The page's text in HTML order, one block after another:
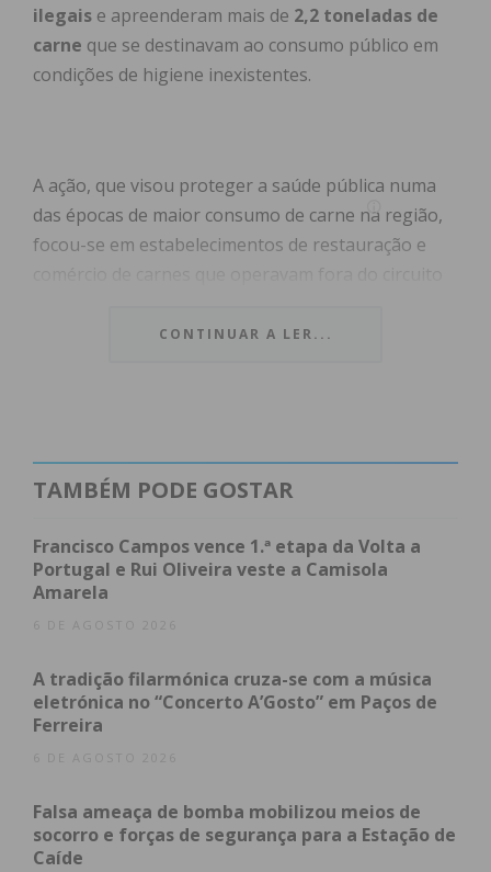
ilegais e apreenderam mais de 2,2 toneladas de
carne que se destinavam ao consumo público em
condições de higiene inexistentes.
A ação, que visou proteger a saúde pública numa
das épocas de maior consumo de carne na região,
focou-se em estabelecimentos de restauração e
Reforço da Vigilância
Subscreva a newsletter do Imediato
Intervenção no Eixo
Metropolitano
identificou locais de abate e transformação que
funcionavam sem qualquer licenciamento. O
balanço das operações no terreno revela:
ilegais com ligações diretas a redes de
distribuição no Grande Porto.
CONTINUAR A LER...
TAMBÉM PODE GOSTAR
Francisco Campos vence 1.ª etapa da Volta a
Portugal e Rui Oliveira veste a Camisola
Amarela
6 DE AGOSTO 2026
A tradição filarmónica cruza-se com a música
eletrónica no “Concerto A’Gosto” em Paços de
Ferreira
6 DE AGOSTO 2026
Falsa ameaça de bomba mobilizou meios de
socorro e forças de segurança para a Estação de
Caíde